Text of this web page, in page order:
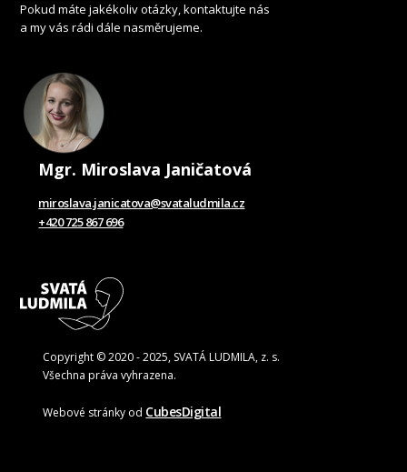
Pokud máte jakékoliv otázky, kontaktujte nás
a my vás rádi dále nasměrujeme.
Mgr. Miroslava Janičatová
miroslava.janicatova@svataludmila.cz
+420 725 867 696
Copyright © 2020 - 2025, SVATÁ LUDMILA, z. s.
Všechna práva vyhrazena.
Webové stránky od CubesDigital